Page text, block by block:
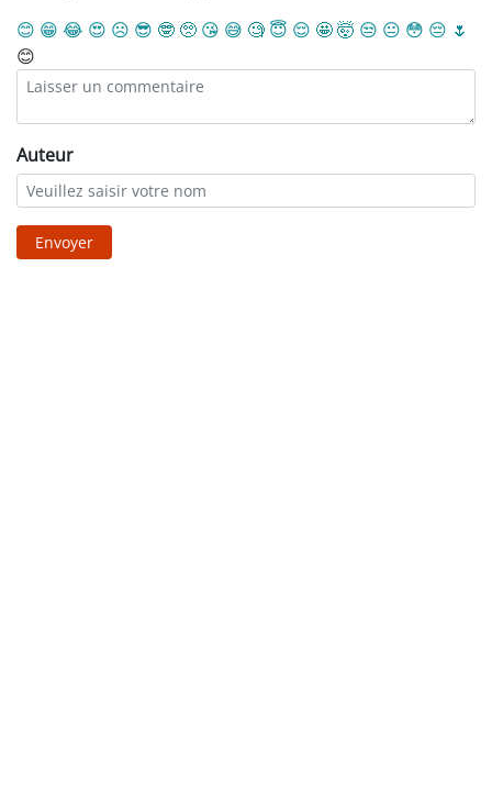
😊 😁 😂 😍 ☹️ 😎 🤓 🥺 😘 😅 🧐 😇 😌 🤩🤯 😒 😐 😳 😔 🌷
😊
Auteur
Envoyer